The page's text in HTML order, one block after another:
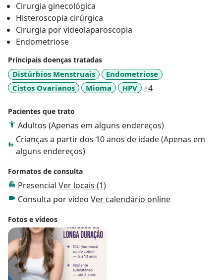
Cirurgia ginecológica
Histeroscopia cirúrgica
Cirurgia por videolaparoscopia
Endometriose
Principais doenças tratadas
Distúrbios Menstruais
Endometriose
Cistos Ovarianos
Mioma HPV +4
Pacientes que trato
Adultos (Apenas em alguns endereços)
Crianças a partir dos 10 anos de idade (Apenas em
alguns endereços)
Formatos de consulta
Presencial Ver locais (1)
Consulta por vídeo Ver calendário online
Fotos e vídeos